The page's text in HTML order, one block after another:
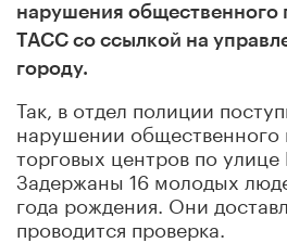
нарушения общественного
ТАСС со ссылкой на
городу.
Так, в отдел полиции
нарушении общественного
торговых центров по
Задержаны 16 молодых
года рождения. Они
проводится проверка.